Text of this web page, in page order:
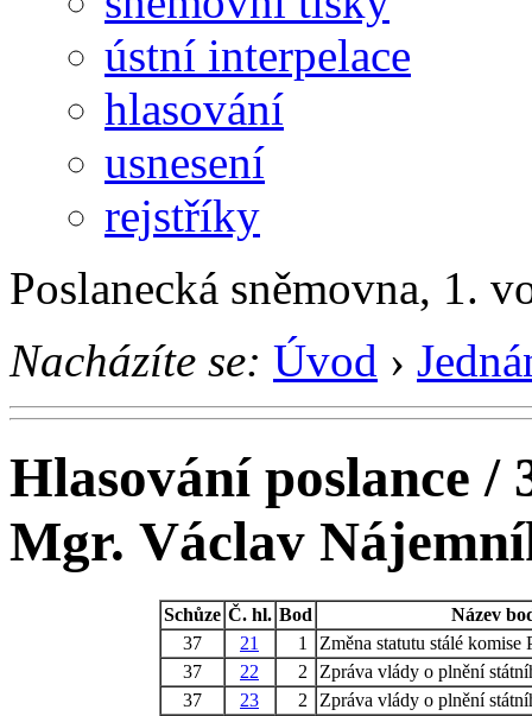
ústní interpelace
hlasování
usnesení
rejstříky
Poslanecká sněmovna, 1.
Nacházíte se: Úvod ›
Hlasování poslance /
Mgr. Václav
Schůze Č. hl. Bod
Název
37
21 1
Změna statutu stálé komise
37
22 2
Zpráva vlády o plnění
37
23 2
Zpráva vlády o plnění